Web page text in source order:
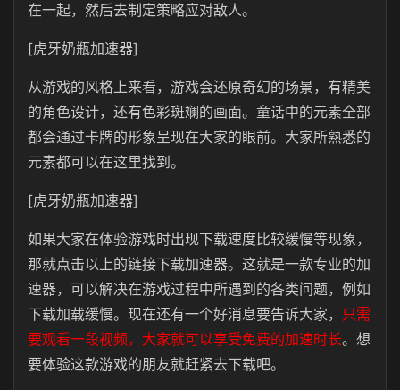
在一起，然后去制定策略应对敌人。
[虎牙奶瓶加速器]
从游戏的风格上来看，游戏会还原奇幻的场景，有精美
的角色设计，还有色彩斑斓的画面。童话中的元素全部
都会通过卡牌的形象呈现在大家的眼前。大家所熟悉的
元素都可以在这里找到。
[虎牙奶瓶加速器]
如果大家在体验游戏时出现下载速度比较缓慢等现象，
那就点击以上的链接下载加速器。这就是一款专业的加
速器，可以解决在游戏过程中所遇到的各类问题，例如
下载加载缓慢。现在还有一个好消息要告诉大家， 只需
要观看一段视频，大家就可以享受免费的加速时长。想
要体验这款游戏的朋友就赶紧去下载吧。